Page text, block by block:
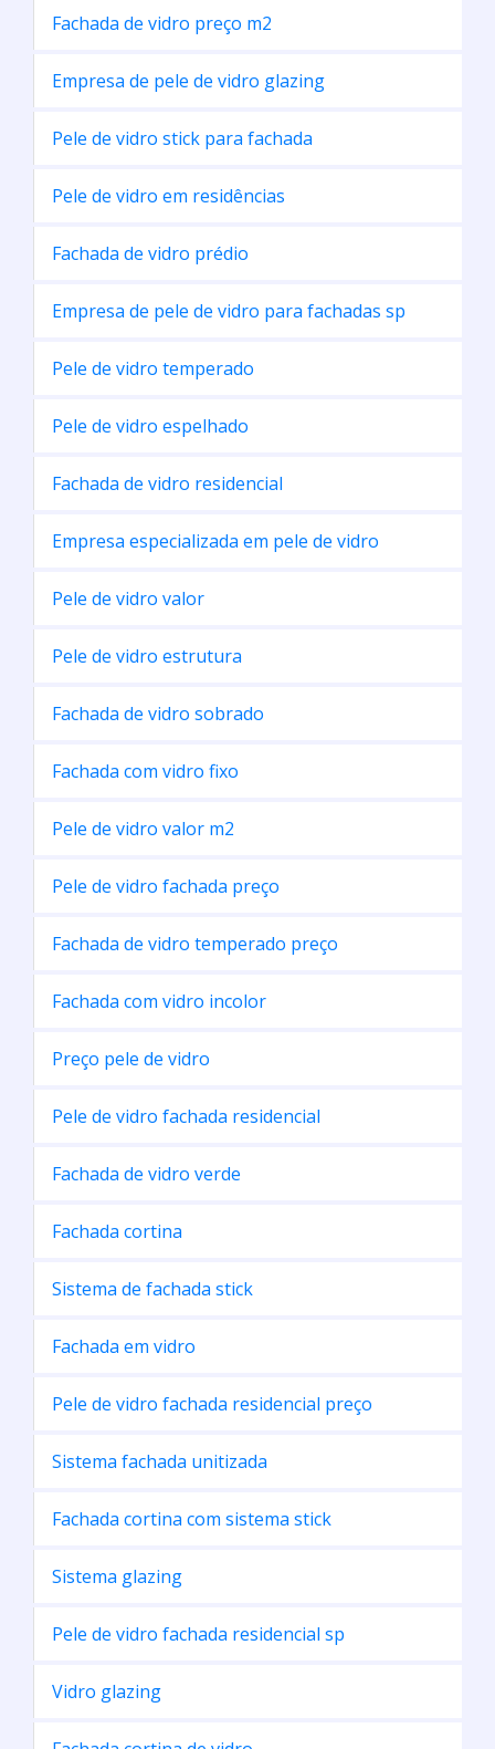
Fachada de vidro preço m2
Empresa de pele de vidro glazing
Pele de vidro stick para fachada
Pele de vidro em residências
Fachada de vidro prédio
Empresa de pele de vidro para fachadas sp
Pele de vidro temperado
Pele de vidro espelhado
Fachada de vidro residencial
Empresa especializada em pele de vidro
Pele de vidro valor
Pele de vidro estrutura
Fachada de vidro sobrado
Fachada com vidro fixo
Pele de vidro valor m2
Pele de vidro fachada preço
Fachada de vidro temperado preço
Fachada com vidro incolor
Preço pele de vidro
Pele de vidro fachada residencial
Fachada de vidro verde
Fachada cortina
Sistema de fachada stick
Fachada em vidro
Pele de vidro fachada residencial preço
Sistema fachada unitizada
Fachada cortina com sistema stick
Sistema glazing
Pele de vidro fachada residencial sp
Vidro glazing
Fachada cortina de vidro